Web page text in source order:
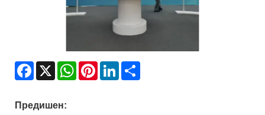
Facebook
X WhatsAppPinterestLinkedIn
Предишен: